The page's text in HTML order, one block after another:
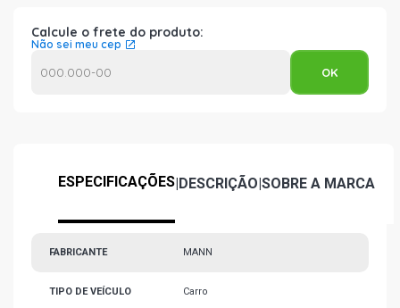
Calcule o frete do produto:
Não sei meu cep
ESPECIFICAÇÕES|DESCRIÇÃO|SOBRE A MARCA
FABRICANTE MANN
TIPO DE VEÍCULO Carro